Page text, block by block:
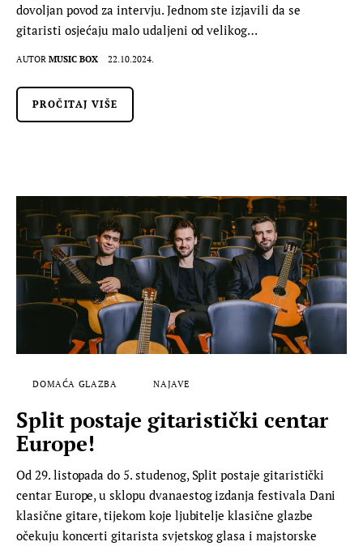
dovoljan povod za intervju. Jednom ste izjavili da se
gitaristi osjećaju malo udaljeni od velikog…
AUTOR MUSIC BOX 22.10.2024.
PROČITAJ VIŠE
DOMAĆA GLAZBA NAJAVE
Split postaje gitaristički centar
Europe!
Od 29. listopada do 5. studenog, Split postaje gitaristički
centar Europe, u sklopu dvanaestog izdanja festivala Dani
klasične gitare, tijekom koje ljubitelje klasične glazbe
očekuju koncerti gitarista svjetskog glasa i majstorske